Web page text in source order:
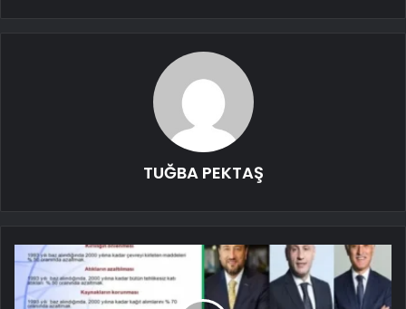
TUĞBA PEKTAŞ